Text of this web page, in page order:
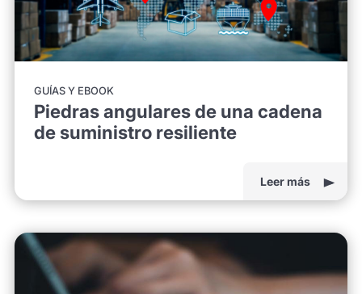
GUÍAS Y EBOOK
Piedras angulares de una cadena
de suministro resiliente
Leer más